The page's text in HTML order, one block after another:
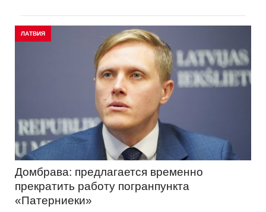
ЛАТВИЯ
Домбрава: предлагается временно
прекратить работу погранпункта
«Патерниеки»